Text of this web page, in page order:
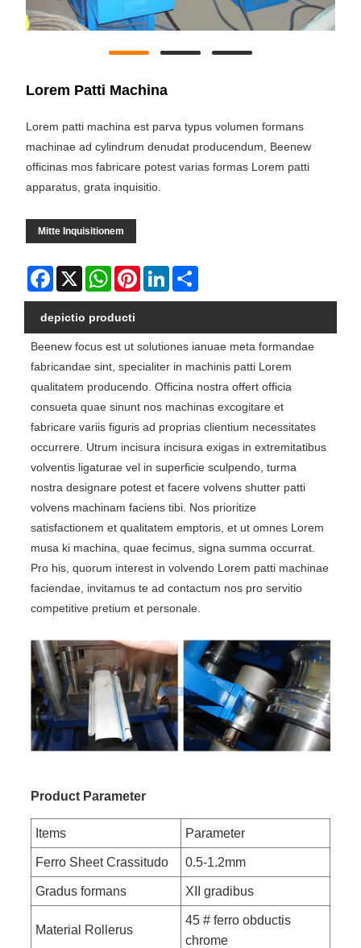
Lorem Patti Machina
Lorem patti machina est parva typus volumen formans
machinae ad cylindrum denudat producendum, Beenew
officinas mos fabricare potest varias formas Lorem patti
apparatus, grata inquisitio.
Mitte Inquisitionem
Facebook
X WhatsAppPinterestLinkedIn
depictio producti
Beenew focus est ut solutiones ianuae meta formandae
fabricandae sint, specialiter in machinis patti Lorem
qualitatem producendo. Officina nostra offert officia
consueta quae sinunt nos machinas excogitare et
fabricare variis figuris ad proprias clientium necessitates
occurrere. Utrum incisura incisura exigas in extremitatibus
volventis ligaturae vel in superficie sculpendo, turma
nostra designare potest et facere volvens shutter patti
volvens machinam faciens tibi. Nos prioritize
satisfactionem et qualitatem emptoris, et ut omnes Lorem
musa ki machina, quae fecimus, signa summa occurrat.
Pro his, quorum interest in volvendo Lorem patti machinae
faciendae, invitamus te ad contactum nos pro servitio
competitive pretium et personale.
Product Parameter
Items Parameter
Ferro Sheet Crassitudo 0.5-1.2mm
Gradus formans XII gradibus
Material Rollerus
45 # ferro obductis
chrome